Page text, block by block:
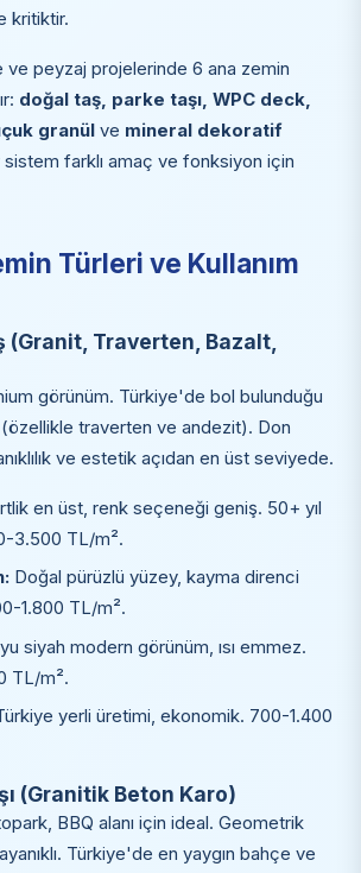
kritiktir.
ve peyzaj projelerinde 6 ana zemin
doğal taş, parke taşı, WPC deck,
granülve mineral dekoratif
sistem farklı amaç ve fonksiyon için
Türleri ve Kullanım
(Granit, Traverten, Bazalt,
görünüm. Türkiye'de bol bulunduğu
traverten ve andezit). Don
ve estetik açıdan en üst seviyede.
en üst, renk seçeneği geniş. 50+ yıl
3.500 TL/m².
Doğal pürüzlü yüzey, kayma direnci
1.800 TL/m².
siyah modern görünüm, ısı emmez.
TL/m².
yerli üretimi, ekonomik. 700-1.400
(Granitik Beton Karo)
BBQ alanı için ideal. Geometrik
Türkiye'de en yaygın bahçe ve